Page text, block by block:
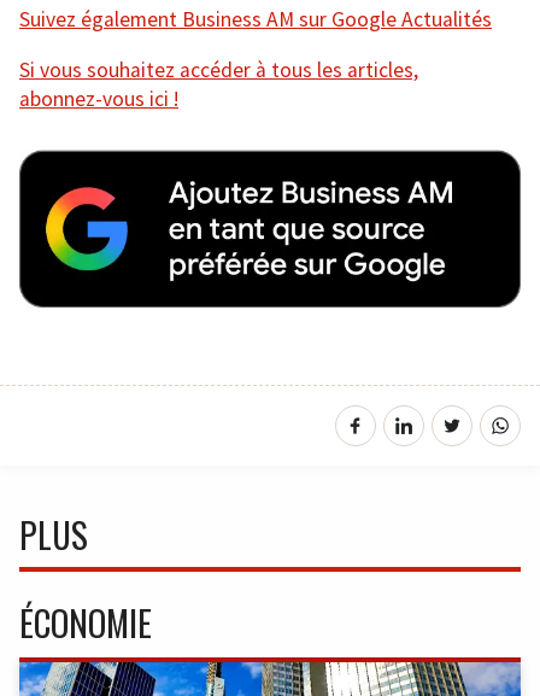
Suivez également Business AM sur Google Actualités
Si vous souhaitez accéder à tous les articles,
abonnez-vous ici !
PLUS
ÉCONOMIE